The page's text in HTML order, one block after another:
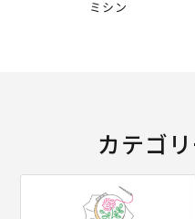
ミシン
カテゴ